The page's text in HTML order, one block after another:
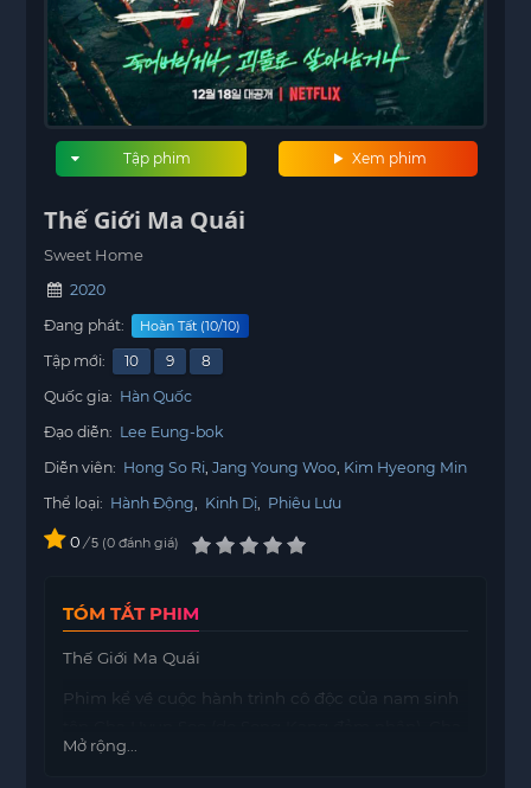
Xem phim
Tập phim
Thế Giới Ma Quái
Sweet Home
2020
Đang phát:
Hoàn Tất (10/10)
Tập mới: 10 9
8
Quốc gia: Hàn Quốc
Đạo diễn: Lee Eung-bok
Diễn viên: Hong So Ri Jang Young Woo Kim Hyeong Min
Thể loại: Hành Động Kinh Dị Phiêu Lưu
0 / 5 0 đánh giá
TÓM TẮT PHIM
Thế Giới Ma Quái
Phim kể về cuộc hành trình cô độc của nam sinh
Hyun Soo có tiền sử tự tử, sống ích kỷ và chán
Mở rộng...